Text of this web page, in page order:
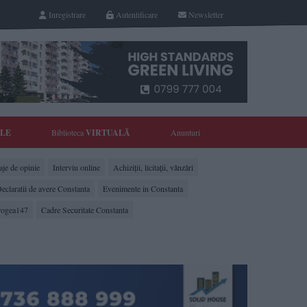
Newsletter
Autentificare
Inregistrare
BibliotecaVIRTUALĂ Anunturi
de opinie Interviu online
Achiziții, licitații, vânzări
de avere Constanta
Evenimente in Constanta
Cadre Securitate Constanta